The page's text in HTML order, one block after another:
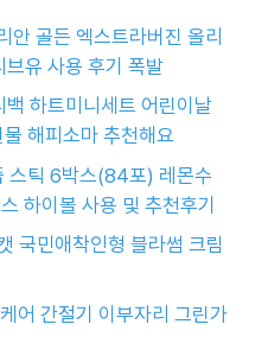
안 골든 엑스트라버진 올리
유 사용 후기 폭발
하트미니세트 어린이날
해피소마 추천해요
스틱 6박스(84포) 레몬수
하이볼 사용 및 추천후기
국민애착인형 블라썸 크림
어 간절기 이부자리 그린가